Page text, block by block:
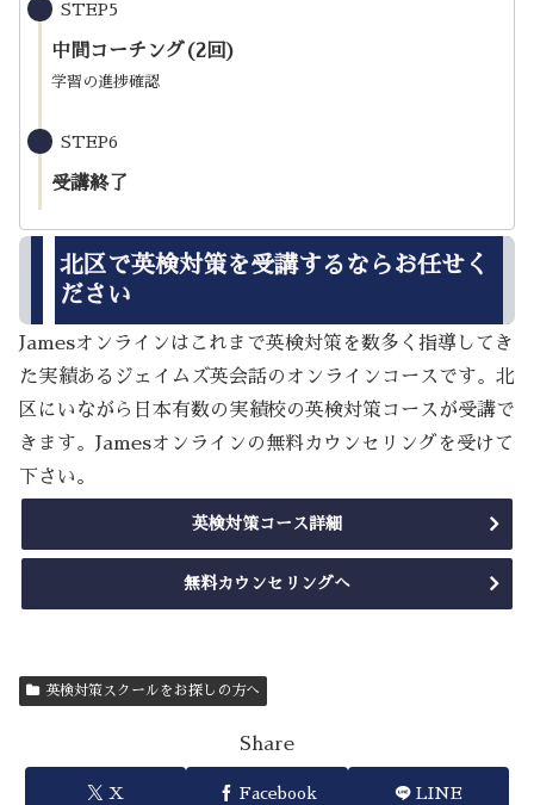
STEP5
中間コーチング(2回)
学習の進捗確認
STEP6
受講終了
北区で英検対策を受講するならお任せく
ださい
Jamesオンラインはこれまで英検対策を数多く指導してき
た実績あるジェイムズ英会話のオンラインコースです。北
区にいながら日本有数の実績校の英検対策コースが受講で
きます。Jamesオンラインの無料カウンセリングを受けて
下さい。
英検対策コース詳細
無料カウンセリングへ
英検対策スクールをお探しの方へ
Share
X Facebook LINE